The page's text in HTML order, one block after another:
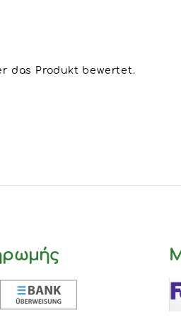
das Produkt bewertet.